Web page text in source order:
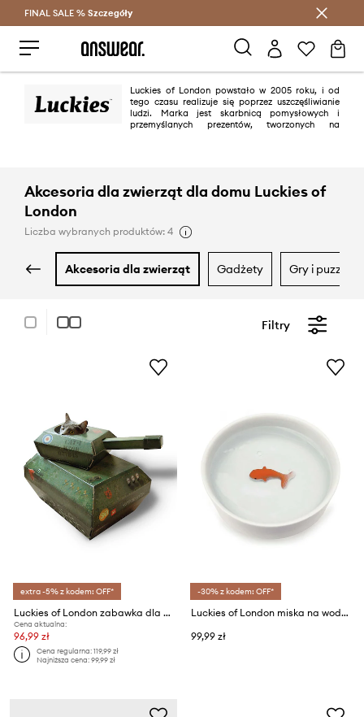
Oszczędzaj z Answear Club >
FINAL SALE % Szczegóły
Luckies of London powstało w 2005 roku, i od
tego czasu realizuje się poprzez uszczęśliwianie
ludzi. Marka jest skarbnicą pomysłowych i
przemyślanych prezentów, tworzonych na
Akcesoria dla zwierząt dla domu Luckies of
London
Liczba wybranych produktów: 4
akcesoria dla zwierząt gadżety gry i puzzle
Filtry
extra -5% z kodem: OFF*
Luckies of London zabawka dla kota Tank Cat
Cena aktualna:
96,99 zł
Cena regularna:119,99 zł
Najniższa cena:99,99 zł
-30% z kodem: OFF*
Luckies of London miska na wodę dla kota Goldfish
99,99 zł